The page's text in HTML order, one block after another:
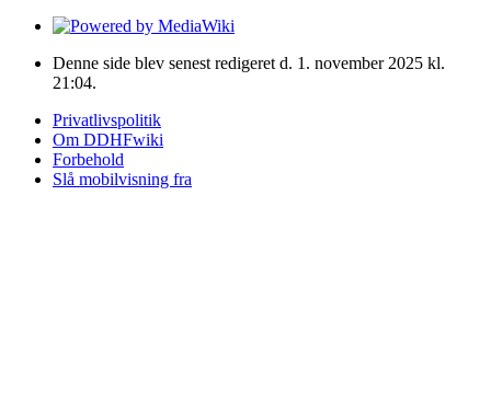
Denne side blev senest redigeret d. 1. november 2025 kl.
21:04.
Privatlivspolitik
Om DDHFwiki
Forbehold
Slå mobilvisning fra